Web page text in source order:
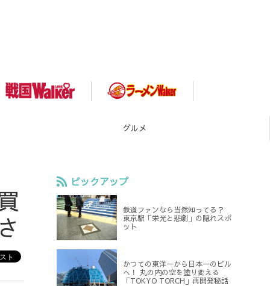
グルメ
ピックアップ
鉄道ファンなら当然知ってる？
東京駅「栄光と悲劇」の隠れスポ
ット
かつての東洋一から日本一のビル
へ！ 丸の内の空を塗り変える
「TOKYO TORCH」再開発秘話